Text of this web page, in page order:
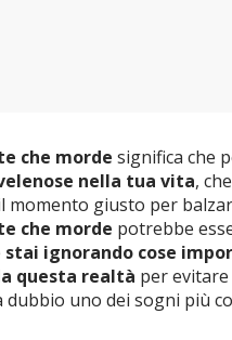
che morde significa che
nella tua vita,
momento giusto per
che morde potrebbe
stai ignorando cose
questa realtà per
dubbio uno dei sogni più